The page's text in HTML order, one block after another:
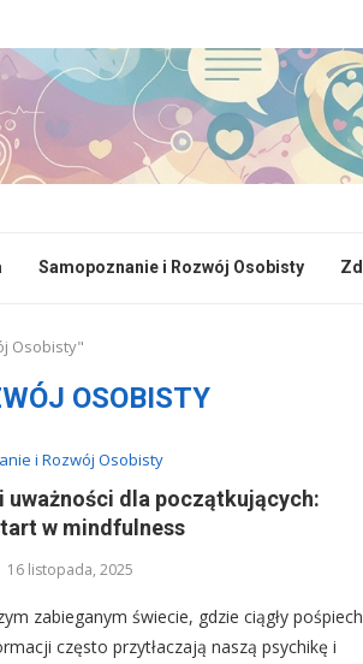
Samopoznanie i Rozwój Osobisty
Osobisty"
OSOBISTY
i Rozwój Osobisty
uważności dla początkujących:
w mindfulness
16 listopada, 2025
zabieganym świecie, gdzie ciągły
często przytłaczają naszą psychikę i